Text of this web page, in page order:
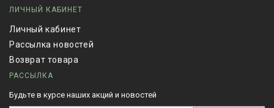
ЛИЧНЫЙ КАБИНЕТ
Личный кабинет
Рассылка новостей
Возврат товара
РАССЫЛКА
Будьте в курсе наших акций и новостей